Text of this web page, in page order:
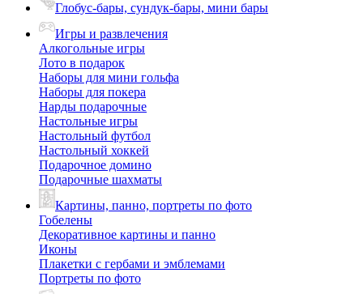
Глобус-бары, сундук-бары, мини бары
Игры и развлечения
Алкогольные игры
Лото в подарок
Наборы для мини гольфа
Наборы для покера
Нарды подарочные
Настольные игры
Настольный футбол
Настольный хоккей
Подарочное домино
Подарочные шахматы
Картины, панно, портреты по фото
Гобелены
Декоративное картины и панно
Иконы
Плакетки с гербами и эмблемами
Портреты по фото